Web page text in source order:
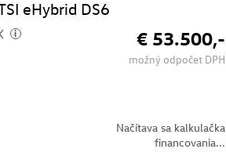
eHybrid DS6
i
Načítava sa kalkulačka
financovania...
€ 53.500,-
možný odpočet DPH